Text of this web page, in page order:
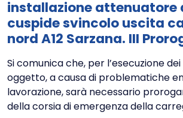
installazione attenuatore
cuspide svincolo uscita
nord A12 Sarzana. III
Si comunica che, per l’esecuzione
oggetto, a causa di problematiche
lavorazione, sarà necessario
della corsia di emergenza della